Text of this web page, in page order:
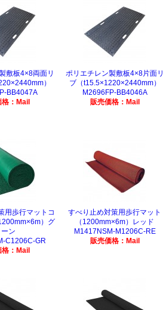
敷板4×8両面リ
）
BB4047A
：Mail
ポリエチレン製敷板4×8片面リ
ブ（t15.5×1220×2440mm）
M2696FP-BB4046A
販売価格：Mail
用歩行マットコ
）グ
ーン
C1206C-GR
：Mail
すべり止め対策用歩行マット
（1200mm×6m）レッド
M1417NSM-M1206C-RE
販売価格：Mail